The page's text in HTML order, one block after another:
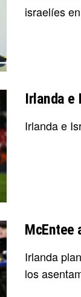
israelíes
Irlanda e
Irlanda e
McEntee
Irlanda
los